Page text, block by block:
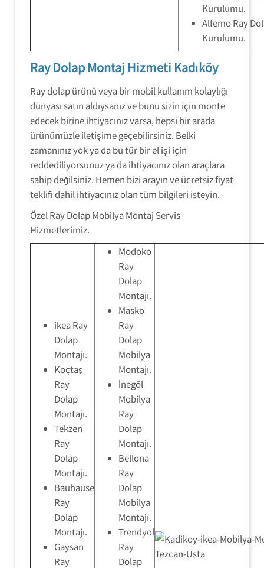
Kurulumu.
Alfemo Ray
Kurulumu.
Ray Dolap Montaj Hizmeti Kadıköy
Ray dolap ürünü veya bir mobil kullanım kolaylığı
dünyası satın aldıysanız ve bunu sizin için monte
edecek birine ihtiyacınız varsa, hepsi bir arada
ürünümüzle iletişime geçebilirsiniz. Belki
zamanınız yok ya da bu tür bir el işi için
reddediliyorsunuz ya da ihtiyacınız olan araçlara
sahip değilsiniz. Hemen bizi arayın ve ücretsiz fiyat
teklifi dahil ihtiyacınız olan tüm bilgileri isteyin.
Özel Ray Dolap Mobilya Montaj Servis
Hizmetlerimiz.
ikea Ray
Dolap
Montajı.
Koçtaş
Ray
Dolap
Montajı.
Tekzen
Ray
Dolap
Montajı.
Bauhause
Ray
Dolap
Montajı.
Gaysan
Ray
Modoko
Ray
Dolap
Montajı.
Masko
Ray
Dolap
Mobilya
Montajı.
İnegöl
Mobilya
Ray
Dolap
Montajı.
Bellona
Ray
Dolap
Mobilya
Montajı.
Trendyol
Ray
Dolap